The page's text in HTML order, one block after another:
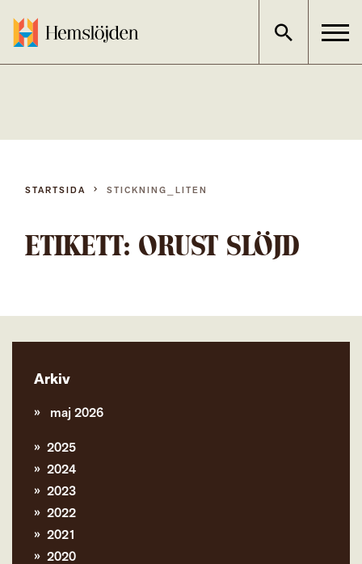
innehållet
STARTSIDA STICKNING_LITEN
ETIKETT: ORUST SLÖJD
Arkiv
maj 2026
2025
2024
2023
2022
2021
2020